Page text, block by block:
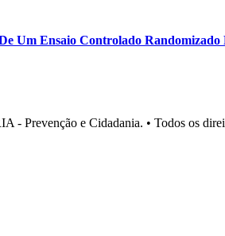
Um Ensaio Controlado Randomizado
- Prevenção e Cidadania. • Todos os